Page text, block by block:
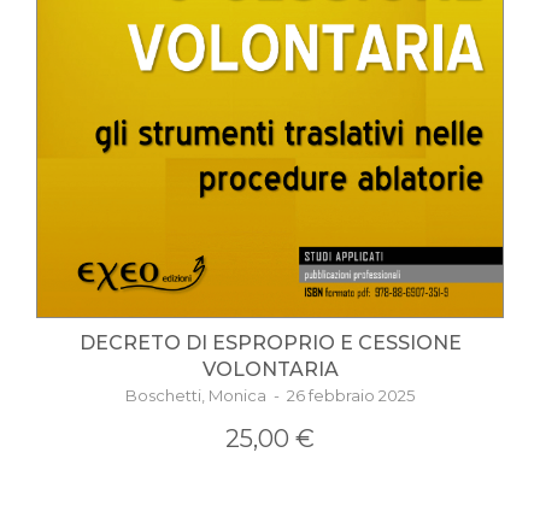
DECRETO DI ESPROPRIO E CESSIONE
VOLONTARIA
Boschetti, Monica - 26 febbraio 2025
25,00 €